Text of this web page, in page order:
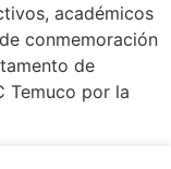
académicos
conmemoración
de
Temuco por la